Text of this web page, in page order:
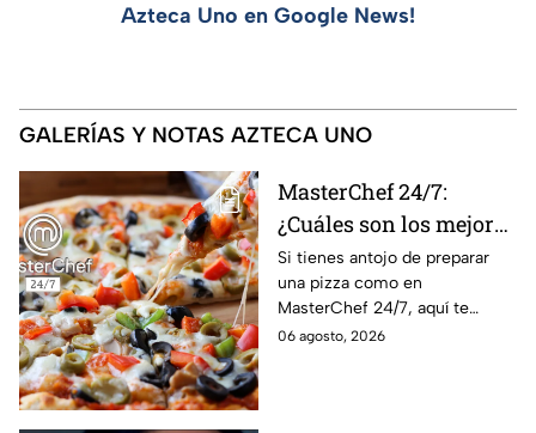
Azteca Uno en Google News!
GALERÍAS Y NOTAS AZTECA UNO
MasterChef 24/7:
¿Cuáles son los mejores
quesos para preparar
pizza en casa?
Si tienes antojo de preparar
una pizza como en
MasterChef 24/7, aquí te
contamos todo lo que debes
06 agosto, 2026